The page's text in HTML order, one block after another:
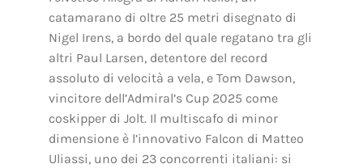
catamarano di oltre 25 metri disegnato di
Nigel Irens, a bordo del quale regatano tra gli
altri Paul Larsen, detentore del record
assoluto di velocità a vela, e Tom Dawson,
vincitore dell’Admiral’s Cup 2025 come
coskipper di Jolt. Il multiscafo di minor
dimensione è l’innovativo Falcon di Matteo
Uliassi, uno dei 23 concorrenti italiani: si